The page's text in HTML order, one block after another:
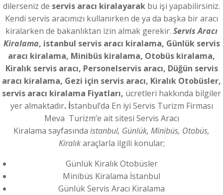
dilerseniz de servis aracı kiralayarak bu işi yapabilirsiniz.
Kendi servis aracımızı kullanırken de ya da başka bir aracı
kiralarken de bakanlıktan izin almak gerekir. Servis Aracı
Kiralama, istanbul servis aracı kiralama, Günlük servis
aracı kiralama, Minibüs kiralama, Otobüs kiralama,
Kiralık servis aracı, Personelservis aracı, Düğün servis
aracı kiralama, Gezi için servis aracı, Kiralık Otobüsler,
servis aracı kiralama Fiyatları, ücretleri hakkında bilgiler
yer almaktadır. İstanbul’da En iyi Servis Turizm Firması
Meva Turizm’e ait sitesi Servis Aracı
Kiralama sayfasında istanbul, Günlük, Minibüs, Otobüs,
Kiralıkaraçlarla ilgili konular;
Günlük Kiralık Otobüsler
Minibüs Kiralama İstanbul
Günlük Servis Aracı Kiralama